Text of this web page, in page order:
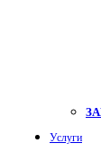
Услуги